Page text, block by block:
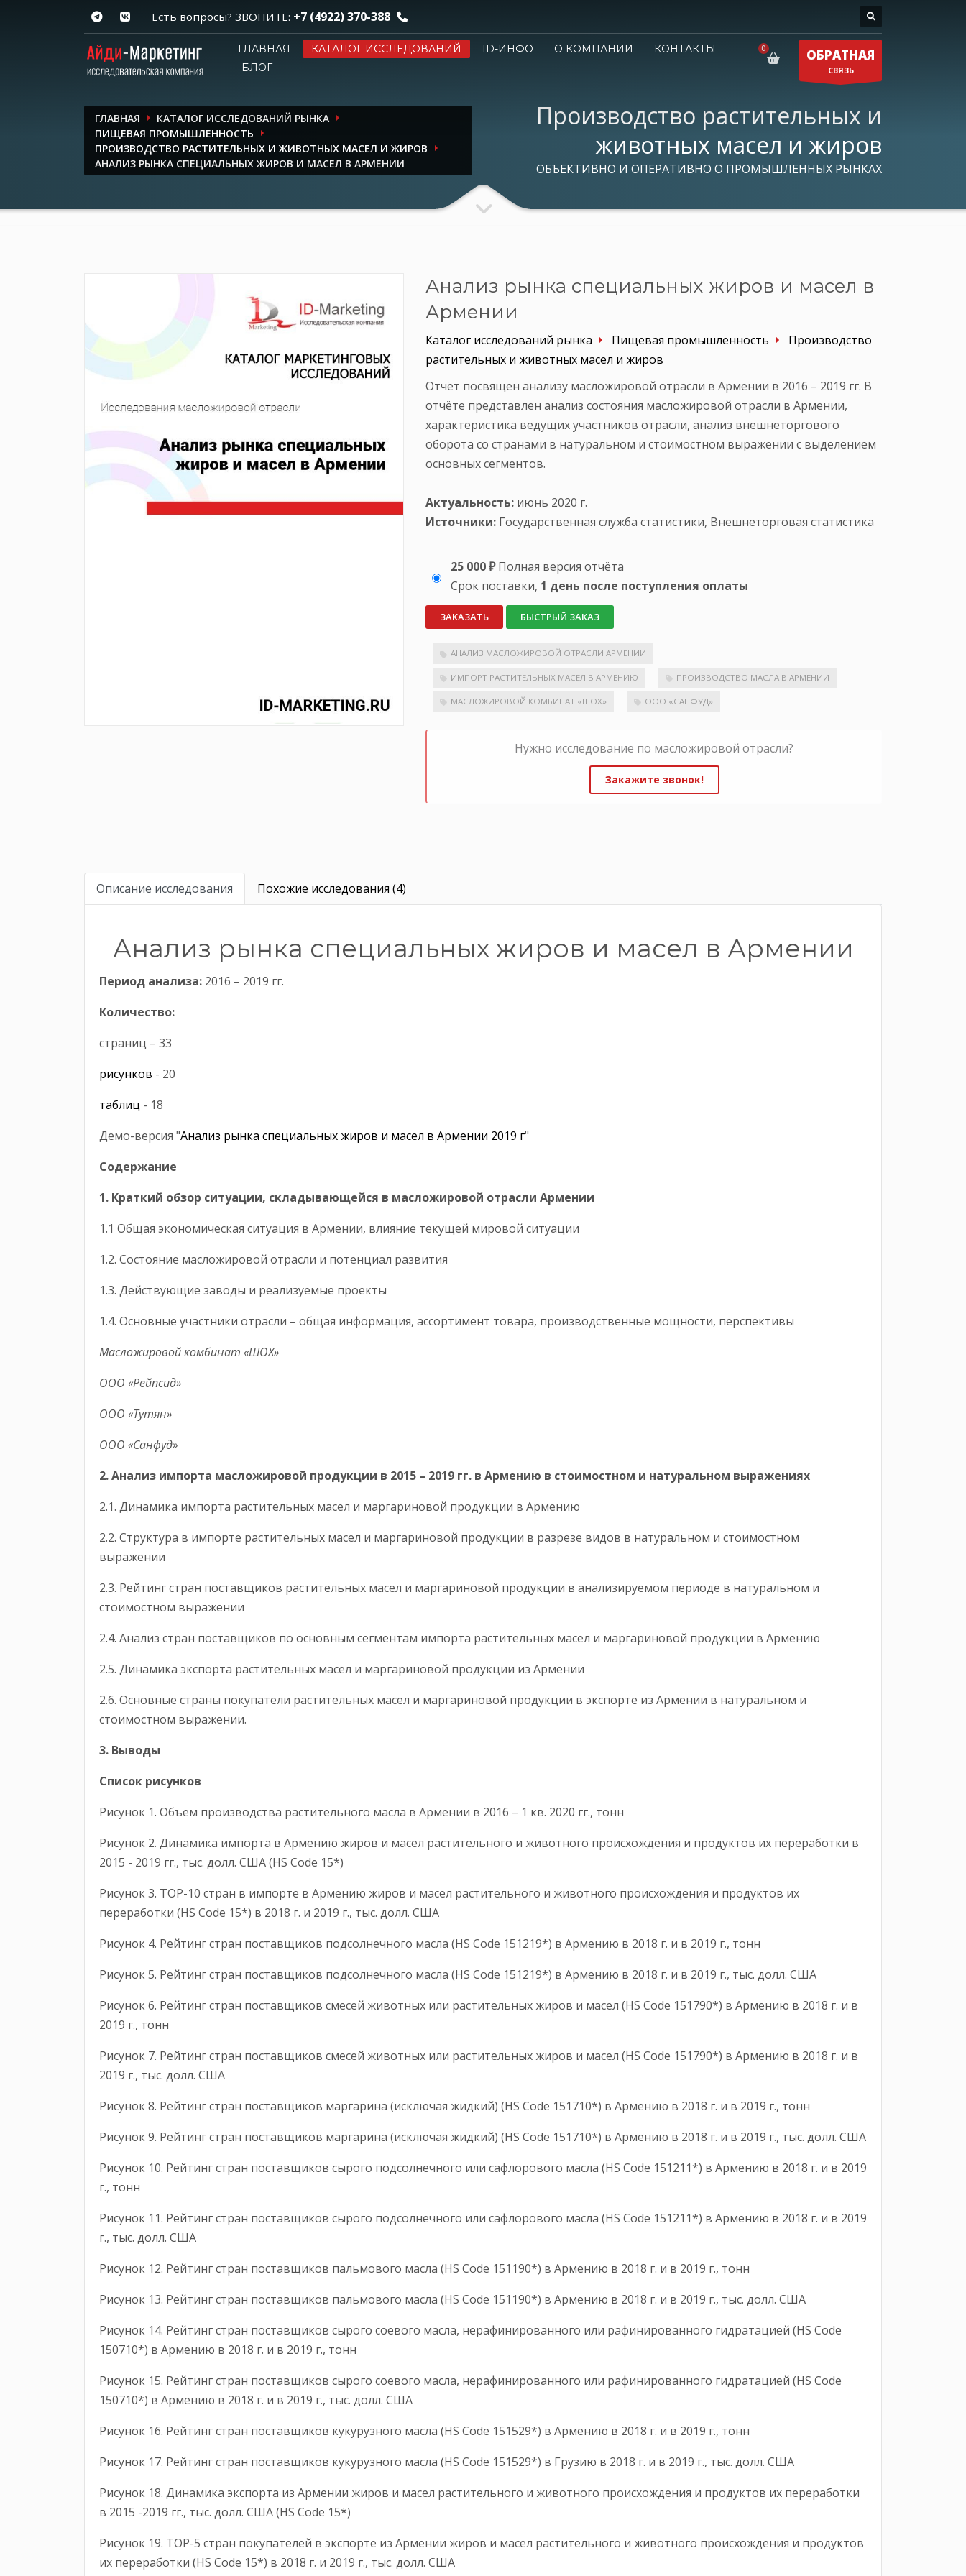
Есть вопросы? ЗВОНИТЕ: +7 (4922) 370-388
ГЛАВНАЯ КАТАЛОГ ИССЛЕДОВАНИЙ ID-ИНФО О КОМПАНИИ
КОНТАКТЫ
БЛОГ
ОБРАТНАЯ
СВЯЗЬ
ГЛАВНАЯ
КАТАЛОГ ИССЛЕДОВАНИЙ РЫНКА
ПИЩЕВАЯ ПРОМЫШЛЕННОСТЬ
ПРОИЗВОДСТВО РАСТИТЕЛЬНЫХ И ЖИВОТНЫХ МАСЕЛ И ЖИРОВ
АНАЛИЗ РЫНКА СПЕЦИАЛЬНЫХ ЖИРОВ И МАСЕЛ В АРМЕНИИ
Производство растительных и
животных масел и жиров
ОБЪЕКТИВНО И ОПЕРАТИВНО О ПРОМЫШЛЕННЫХ РЫНКАХ
Анализ рынка специальных жиров и масел в
Армении
Каталог исследований рынка Пищевая промышленность
Производство
растительных и животных масел и жиров
Отчёт посвящен анализу масложировой отрасли в Армении в 2016 – 2019 гг. В
отчёте представлен анализ состояния масложировой отрасли в Армении,
характеристика ведущих участников отрасли, анализ внешнеторгового
оборота со странами в натуральном и стоимостном выражении с выделением
основных сегментов.
Актуальность: июнь 2020 г.
Источники: Государственная служба статистики, Внешнеторговая статистика
25 000 ₽ Полная версия отчёта
Срок поставки, 1 день после поступления оплаты
ЗАКАЗАТЬ БЫСТРЫЙ ЗАКАЗ
АНАЛИЗ МАСЛОЖИРОВОЙ ОТРАСЛИ АРМЕНИИ
ИМПОРТ РАСТИТЕЛЬНЫХ МАСЕЛ В АРМЕНИЮ ПРОИЗВОДСТВО МАСЛА В АРМЕНИИ
МАСЛОЖИРОВОЙ КОМБИНАТ «ШОХ» ООО «САНФУД»
Нужно исследование по масложировой отрасли?
Закажите звонок!
Описание исследования Похожие исследования (4)
Анализ рынка специальных жиров и масел в Армении
Период анализа: 2016 – 2019 гг.
Количество:
страниц – 33
рисунков - 20
таблиц - 18
Демо-версия "Анализ рынка специальных жиров и масел в Армении 2019 г"
Содержание
1. Краткий обзор ситуации, складывающейся в масложировой отрасли Армении
1.1 Общая экономическая ситуация в Армении, влияние текущей мировой ситуации
1.2. Состояние масложировой отрасли и потенциал развития
1.3. Действующие заводы и реализуемые проекты
1.4. Основные участники отрасли – общая информация, ассортимент товара, производственные мощности, перспективы
Масложировой комбинат «ШОХ»
ООО «Рейпсид»
ООО «Тутян»
ООО «Санфуд»
2. Анализ импорта масложировой продукции в 2015 – 2019 гг. в Армению в стоимостном и натуральном выражениях
2.1. Динамика импорта растительных масел и маргариновой продукции в Армению
2.2. Структура в импорте растительных масел и маргариновой продукции в разрезе видов в натуральном и стоимостном
выражении
2.3. Рейтинг стран поставщиков растительных масел и маргариновой продукции в анализируемом периоде в натуральном и
стоимостном выражении
2.4. Анализ стран поставщиков по основным сегментам импорта растительных масел и маргариновой продукции в Армению
2.5. Динамика экспорта растительных масел и маргариновой продукции из Армении
2.6. Основные страны покупатели растительных масел и маргариновой продукции в экспорте из Армении в натуральном и
стоимостном выражении.
3. Выводы
Список рисунков
Рисунок 1. Объем производства растительного масла в Армении в 2016 – 1 кв. 2020 гг., тонн
Рисунок 2. Динамика импорта в Армению жиров и масел растительного и животного происхождения и продуктов их переработки в
2015 - 2019 гг., тыс. долл. США (HS Code 15*)
Рисунок 3. ТОР-10 стран в импорте в Армению жиров и масел растительного и животного происхождения и продуктов их
переработки (HS Code 15*) в 2018 г. и 2019 г., тыс. долл. США
Рисунок 4. Рейтинг стран поставщиков подсолнечного масла (HS Code 151219*) в Армению в 2018 г. и в 2019 г., тонн
Рисунок 5. Рейтинг стран поставщиков подсолнечного масла (HS Code 151219*) в Армению в 2018 г. и в 2019 г., тыс. долл. США
Рисунок 6. Рейтинг стран поставщиков смесей животных или растительных жиров и масел (HS Code 151790*) в Армению в 2018 г. и в
2019 г., тонн
Рисунок 7. Рейтинг стран поставщиков смесей животных или растительных жиров и масел (HS Code 151790*) в Армению в 2018 г. и в
2019 г., тыс. долл. США
Рисунок 8. Рейтинг стран поставщиков маргарина (исключая жидкий) (HS Code 151710*) в Армению в 2018 г. и в 2019 г., тонн
Рисунок 9. Рейтинг стран поставщиков маргарина (исключая жидкий) (HS Code 151710*) в Армению в 2018 г. и в 2019 г., тыс. долл. США
Рисунок 10. Рейтинг стран поставщиков сырого подсолнечного или сафлорового масла (HS Code 151211*) в Армению в 2018 г. и в 2019
г., тонн
Рисунок 11. Рейтинг стран поставщиков сырого подсолнечного или сафлорового масла (HS Code 151211*) в Армению в 2018 г. и в 2019
г., тыс. долл. США
Рисунок 12. Рейтинг стран поставщиков пальмового масла (HS Code 151190*) в Армению в 2018 г. и в 2019 г., тонн
Рисунок 13. Рейтинг стран поставщиков пальмового масла (HS Code 151190*) в Армению в 2018 г. и в 2019 г., тыс. долл. США
Рисунок 14. Рейтинг стран поставщиков сырого соевого масла, нерафинированного или рафинированного гидратацией (HS Code
150710*) в Армению в 2018 г. и в 2019 г., тонн
Рисунок 15. Рейтинг стран поставщиков сырого соевого масла, нерафинированного или рафинированного гидратацией (HS Code
150710*) в Армению в 2018 г. и в 2019 г., тыс. долл. США
Рисунок 16. Рейтинг стран поставщиков кукурузного масла (HS Code 151529*) в Армению в 2018 г. и в 2019 г., тонн
Рисунок 17. Рейтинг стран поставщиков кукурузного масла (HS Code 151529*) в Грузию в 2018 г. и в 2019 г., тыс. долл. США
Рисунок 18. Динамика экспорта из Армении жиров и масел растительного и животного происхождения и продуктов их переработки
в 2015 -2019 гг., тыс. долл. США (HS Code 15*)
Рисунок 19. ТОР-5 стран покупателей в экспорте из Армении жиров и масел растительного и животного происхождения и продуктов
их переработки (HS Code 15*) в 2018 г. и 2019 г., тыс. долл. США